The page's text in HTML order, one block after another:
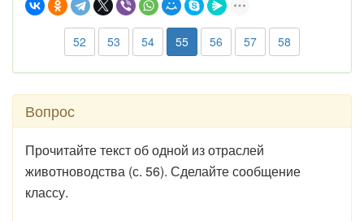
52 53 54 55 56 57 58
Вопрос
Прочитайте текст об одной из отраслей
животноводства (с. 56). Сделайте сообщение
классу.